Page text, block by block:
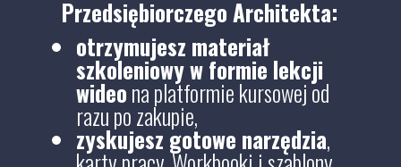
Przedsiębiorczego Architekta:
otrzymujesz materiał
szkoleniowy w formie lekcji
wideona platformie kursowej od
razu po zakupie,
zyskujesz gotowe narzędzia,